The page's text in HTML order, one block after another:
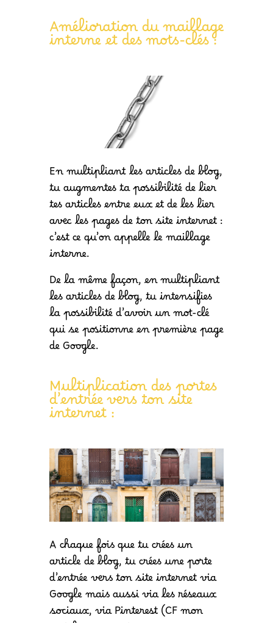
Amélioration du maillage
interne et des mots-clés :
En multipliant les articles de blog,
tu augmentes ta possibilité de lier
tes articles entre eux et de les lier
avec les pages de ton site internet :
c’est ce qu’on appelle le maillage
interne.
De la même façon, en multipliant
les articles de blog, tu intensifies
la possibilité d’avoir un mot-clé
qui se positionne en première page
de Google.
Multiplication des portes
d’entrée vers ton site
internet :
A chaque fois que tu crées un
article de blog, tu crées une porte
d’entrée vers ton site internet via
Google mais aussi via les réseaux
sociaux, via Pinterest (CF mon